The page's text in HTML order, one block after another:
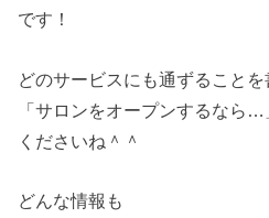
です！
どのサービスにも通ずること
「サロンをオープンするなら
くださいね＾＾
どんな情報も